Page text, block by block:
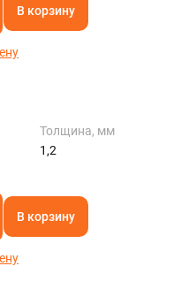
В корзину
Толщина, мм
1,2
В корзину